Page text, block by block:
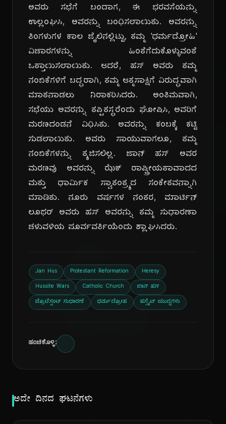
ದಿ
ಅವರು ಸಭೆಗೆ ಬಂದಾಗ, ಈ ಭರವಸೆಯನ್ನು
ಉಲ್ಲಂಘಿಸಿ, ಅವರನ್ನು ಬಂಧಿಸಲಾಯಿತು. ಅವರನ್ನು
ತಿಂಗಳುಗಳ ಕಾಲ ಜೈಲಿನಲ್ಲಿಟ್ಟು, ತಮ್ಮ 'ಧರ್ಮದ್ರೋಹಿ'
ವಿಚಾರಗಳನ್ನು ಹಿಂತೆಗೆದುಕೊಳ್ಳುವಂತೆ
ಒತ್ತಾಯಿಸಲಾಯಿತು. ಆದರೆ, ಹಸ್ ಅವರು ತಮ್ಮ
ನಂಬಿಕೆಗಳಿಗೆ ಬದ್ಧರಾಗಿ, ತಮ್ಮ ಆತ್ಮಸಾಕ್ಷಿಗೆ ವಿರುದ್ಧವಾಗಿ
ಮಾತನಾಡಲು ನಿರಾಕರಿಸಿದರು. ಅಂತಿಮವಾಗಿ,
ಸಭೆಯು ಅವರನ್ನು ತಪ್ಪಿತಸ್ಥರೆಂದು ಘೋಷಿಸಿ, ಅವರಿಗೆ
ಮರಣದಂಡನೆ ವಿಧಿಸಿತು. ಅವರನ್ನು ಕಂಬಕ್ಕೆ ಕಟ್ಟಿ
ಸುಡಲಾಯಿತು. ಅವರು ಸಾಯುವಾಗಲೂ, ತಮ್ಮ
ನಂಬಿಕೆಗಳನ್ನು ತ್ಯಜಿಸಲಿಲ್ಲ. ಜಾನ್ ಹಸ್ ಅವರ
ಮರಣವು ಅವರನ್ನು ಝೆಕ್ ರಾಷ್ಟ್ರೀಯತಾವಾದದ
ಮತ್ತು ಧಾರ್ಮಿಕ ಸ್ವಾತಂತ್ರ್ಯದ ಸಂಕೇತವನ್ನಾಗಿ
ಮಾಡಿತು. ನೂರು ವರ್ಷಗಳ ನಂತರ, ಮಾರ್ಟಿನ್
ಲೂಥರ್ ಅವರು ಹಸ್ ಅವರನ್ನು ತಮ್ಮ ಸುಧಾರಣಾ
ಚಳುವಳಿಯ ಪೂರ್ವವರ್ತಿಯೆಂದು ಶ್ಲಾಘಿಸಿದರು.
Jan Hus Protestant Reformation Heresy
Hussite Wars Catholic Church ಜಾನ್ ಹಸ್
ಪ್ರೊಟೆಸ್ಟಂಟ್ ಸುಧಾರಣೆ ಧರ್ಮದ್ರೋಹ ಹಸ್ಸೈಟ್ ಯುದ್ಧಗಳು
ಹಂಚಿಕೊಳ್ಳಿ:
ಅದೇ ದಿನದ ಘಟನೆಗಳು